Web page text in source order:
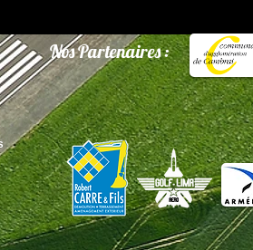
Nos Partenaires :